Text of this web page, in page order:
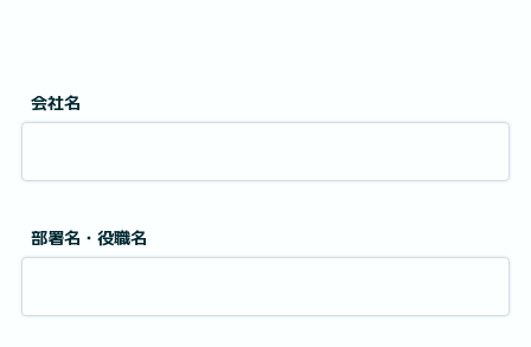
会社名
部署名・役職名